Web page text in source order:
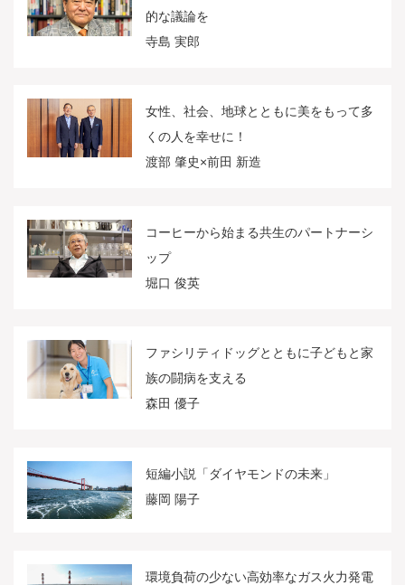
的な議論を
寺島 実郎
女性、社会、地球とともに美をもって多
くの人を幸せに！
渡部 肇史×前田 新造
コーヒーから始まる共生のパートナーシ
ップ
堀口 俊英
ファシリティドッグとともに子どもと家
族の闘病を支える
森田 優子
短編小説「ダイヤモンドの未来」
藤岡 陽子
環境負荷の少ない高効率なガス火力発電